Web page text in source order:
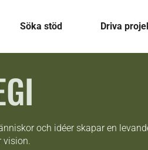
Söka stöd Driva
och idéer skapar en
vision.